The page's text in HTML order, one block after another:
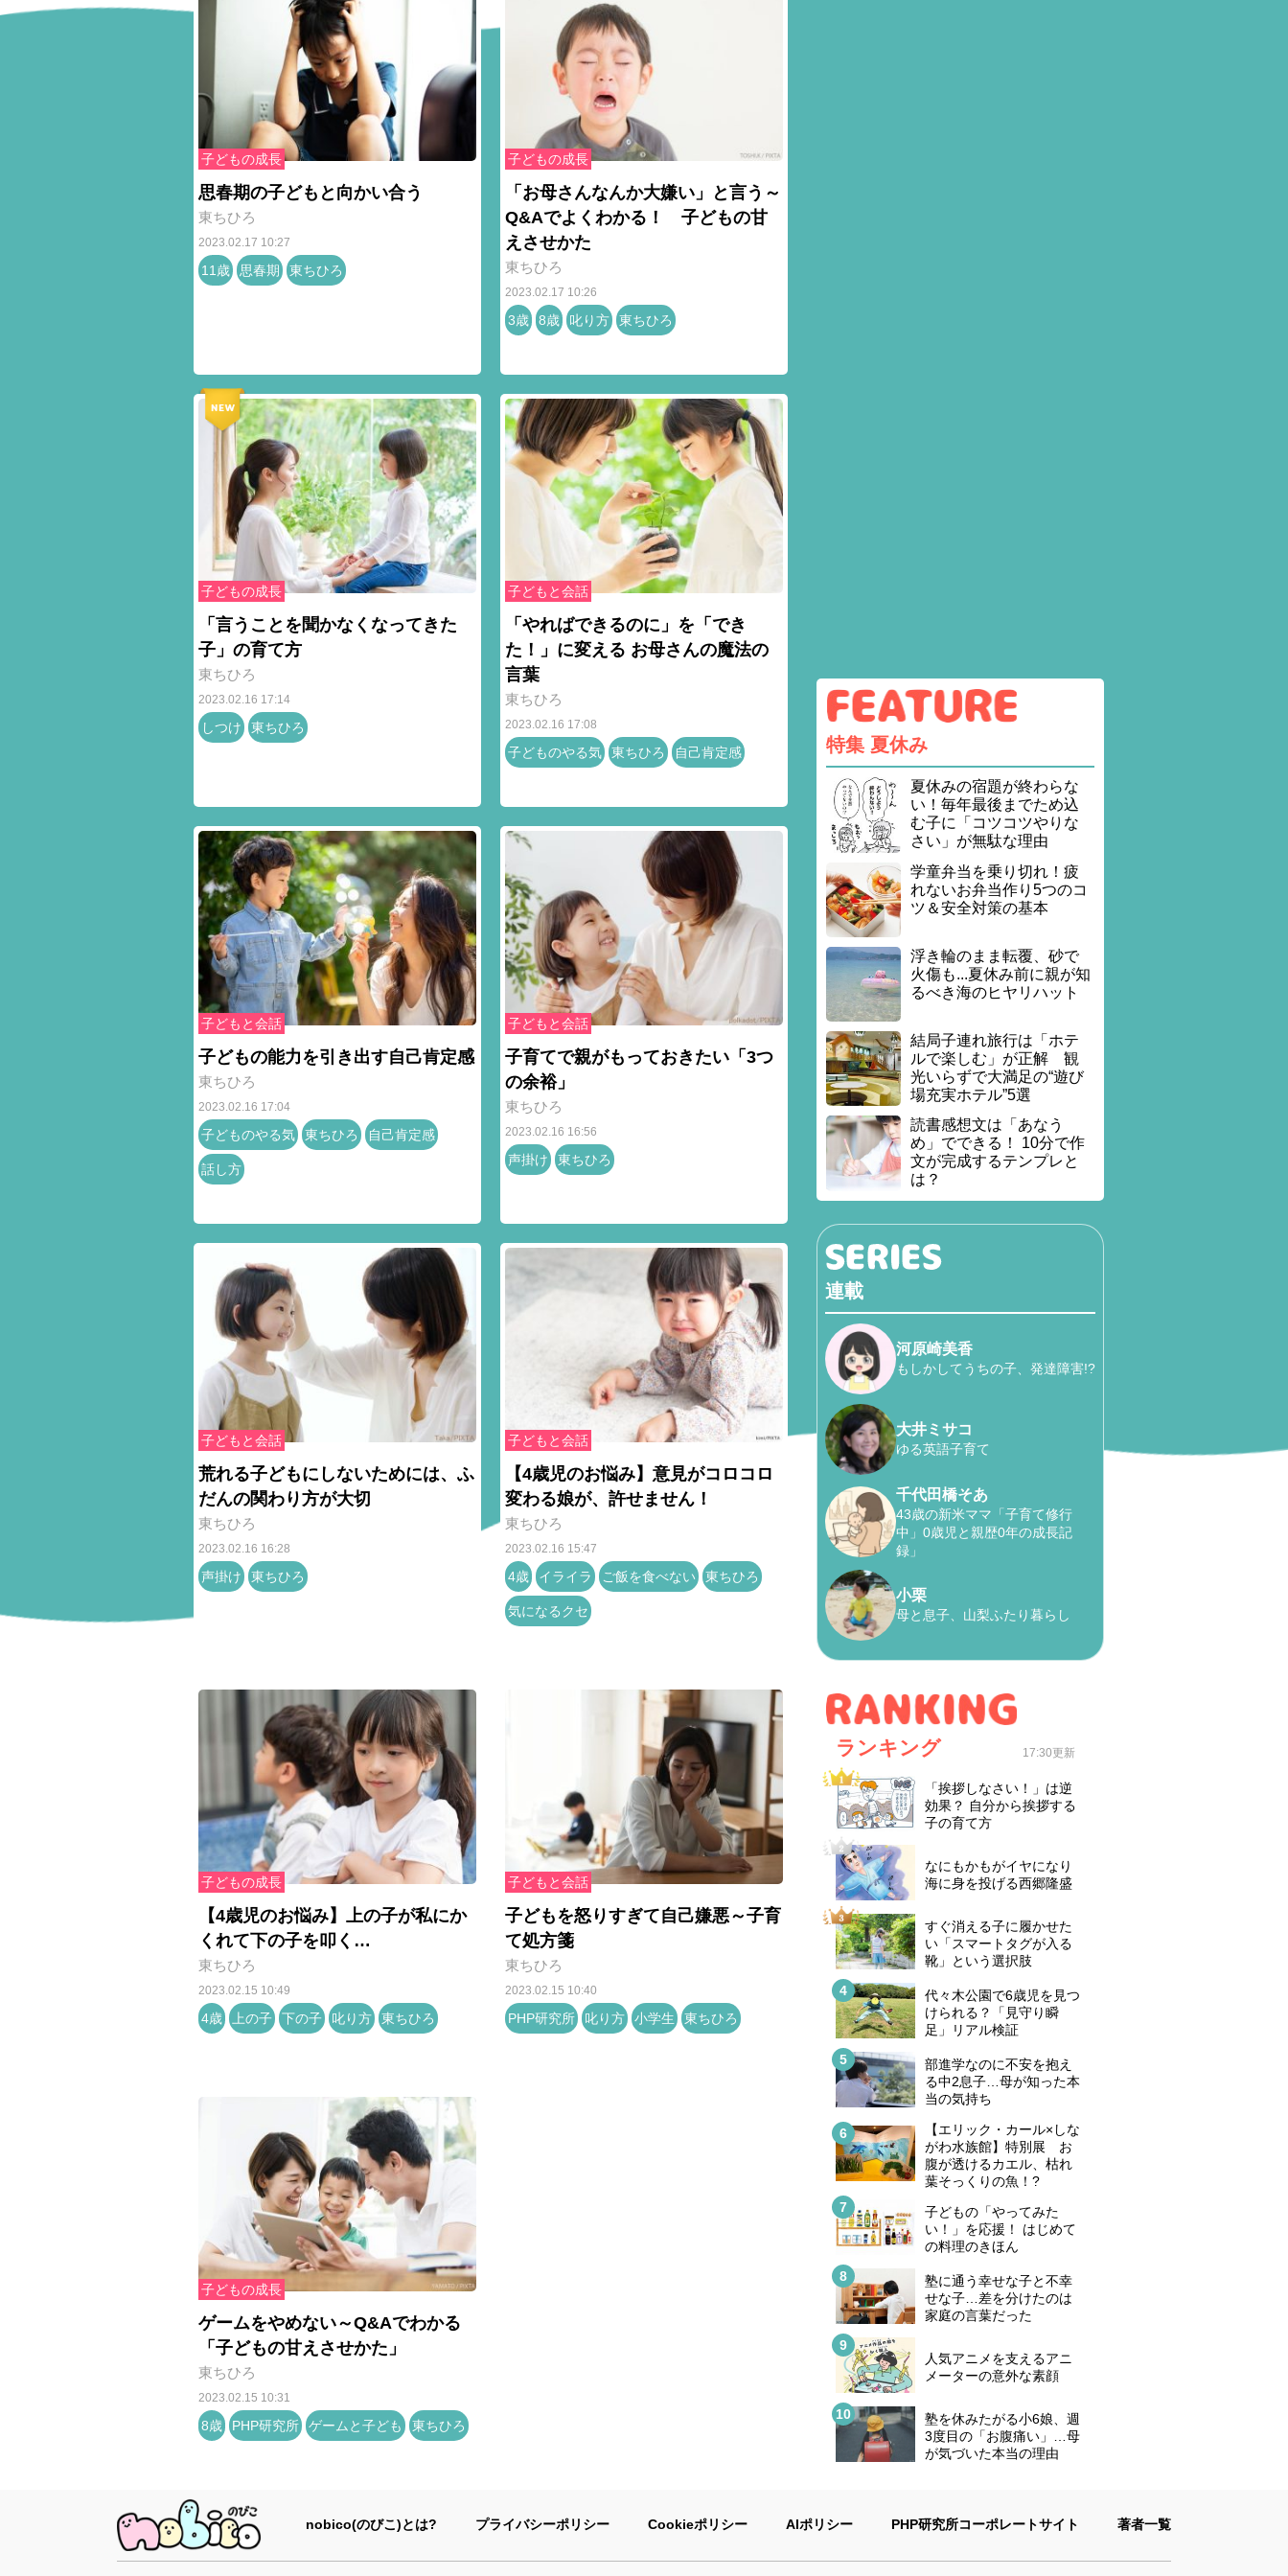
子どもの成長
思春期の子どもと向かい合う
東ちひろ
2023.02.17 10:27
11歳 思春期 東ちひろ
子どもの成長
「お母さんなんか大嫌い」と言う～
Q&Aでよくわかる！ 子どもの甘
えさせかた
東ちひろ
2023.02.17 10:26
3歳 8歳 叱り方 東ちひろ
子どもの成長
「言うことを聞かなくなってきた
子」の育て方
東ちひろ
2023.02.16 17:14
しつけ 東ちひろ
子どもと会話
「やればできるのに」を「でき
た！」に変える お母さんの魔法の
言葉
東ちひろ
2023.02.16 17:08
子どものやる気 東ちひろ 自己肯定感
子どもと会話
子どもの能力を引き出す自己肯定感
東ちひろ
2023.02.16 17:04
子どものやる気 東ちひろ 自己肯定感
話し方
子どもと会話
子育てで親がもっておきたい「3つ
の余裕」
東ちひろ
2023.02.16 16:56
声掛け 東ちひろ
子どもと会話
荒れる子どもにしないためには、ふ
だんの関わり方が大切
東ちひろ
2023.02.16 16:28
声掛け 東ちひろ
子どもと会話
【4歳児のお悩み】意見がコロコロ
変わる娘が、許せません！
東ちひろ
2023.02.16 15:47
4歳 イライラ ご飯を食べない 東ちひろ
気になるクセ
子どもの成長
【4歳児のお悩み】上の子が私にか
くれて下の子を叩く…
東ちひろ
2023.02.15 10:49
4歳 上の子 下の子 叱り方 東ちひろ
子どもと会話
子どもを怒りすぎて自己嫌悪～子育
て処方箋
東ちひろ
2023.02.15 10:40
PHP研究所 叱り方 小学生 東ちひろ
子どもの成長
ゲームをやめない～Q&Aでわかる
「子どもの甘えさせかた」
東ちひろ
2023.02.15 10:31
8歳 PHP研究所 ゲームと子ども 東ちひろ
特集 夏休み
夏休みの宿題が終わらな
い！毎年最後までため込
む子に「コツコツやりな
さい」が無駄な理由
学童弁当を乗り切れ！疲
れないお弁当作り5つのコ
ツ＆安全対策の基本
浮き輪のまま転覆、砂で
火傷も...夏休み前に親が知
るべき海のヒヤリハット
結局子連れ旅行は「ホテ
ルで楽しむ」が正解 観
光いらずで大満足の“遊び
場充実ホテル”5選
読書感想文は「あなう
め」でできる！ 10分で作
文が完成するテンプレと
は？
連載
河原崎美香
もしかしてうちの子、発達障害!?
大井ミサコ
ゆる英語子育て
千代田橋そあ
43歳の新米ママ「子育て修行
中」0歳児と親歴0年の成長記
録」
小栗
母と息子、山梨ふたり暮らし
ランキング 17:30更新
「挨拶しなさい！」は逆
効果？ 自分から挨拶する
子の育て方
なにもかもがイヤになり
海に身を投げる西郷隆盛
すぐ消える子に履かせた
い「スマートタグが入る
靴」という選択肢
代々木公園で6歳児を見つ
けられる？「見守り瞬
足」リアル検証
部進学なのに不安を抱え
る中2息子…母が知った本
当の気持ち
【エリック・カール×しな
がわ水族館】特別展 お
腹が透けるカエル、枯れ
葉そっくりの魚！?
子どもの「やってみた
い！」を応援！ はじめて
の料理のきほん
塾に通う幸せな子と不幸
せな子…差を分けたのは
家庭の言葉だった
人気アニメを支えるアニ
メーターの意外な素顔
塾を休みたがる小6娘、週
3度目の「お腹痛い」…母
が気づいた本当の理由
nobico(のびこ)とは? プライバシーポリシー Cookieポリシー AIポリシー PHP研究所コーポレートサイト 著者一覧